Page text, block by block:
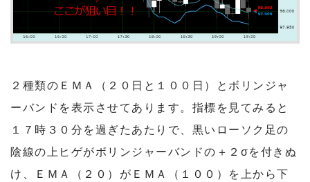
２種類のＥＭＡ（２０日と１００日）とボリンジャ
ーバンドを表示させてあります。指標を見てみると
１７時３０分を過ぎたあたりで、黒いローソク足の
陰線の上ヒゲがボリンジャーバンドの＋２σを付きぬ
け、ＥＭＡ（２０）がＥＭＡ（１００）を上から下